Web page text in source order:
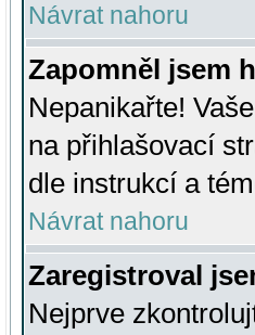
Návrat nahoru
Zapomněl jsem
Nepanikařte!
na přihlašovací
dle instrukcí a
Návrat nahoru
Zaregistroval
Nejprve